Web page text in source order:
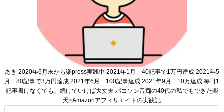
あき 2020年6月末から楽press実践中 2021年1月 40記事で1万円達成 2021年5
月 80記事で3万円達成 2021年6月 100記事達成 2021年9月 10万達成 毎日1
記事書けなくても、続けていけば大丈夫 パコソン音痴の40代の私でもできた楽
天×Amazonアフィリエイトの実践記